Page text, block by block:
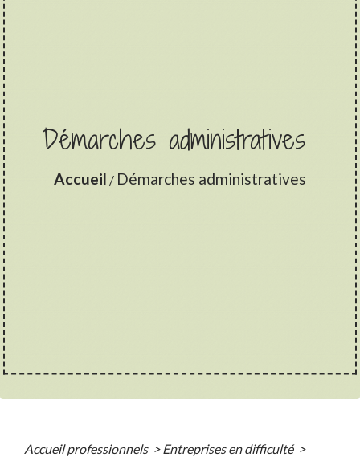
Démarches administratives
Accueil / Démarches administratives
Accueil professionnels > Entreprises en difficulté >